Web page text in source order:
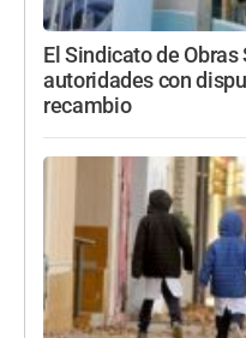
El Sindicato de
autoridades con
recambio